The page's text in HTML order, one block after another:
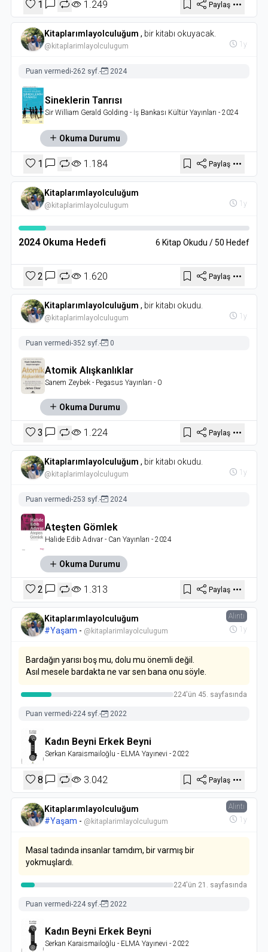
1 1.249 Paylaş
Kitaplarımlayolculuğum , bir kitabı okuyacak.
@kitaplarimlayolculugum 1y
Puan vermedi-262 syf.- 2024
Sineklerin Tanrısı
Sir William Gerald Golding - İş Bankası Kültür Yayınları - 2024
Okuma Durumu
1 1.184 Paylaş
Kitaplarımlayolculuğum
@kitaplarimlayolculugum 1y
2024 Okuma Hedefi 6 Kitap Okudu / 50 Hedef
2 1.620 Paylaş
Kitaplarımlayolculuğum , bir kitabı okudu.
@kitaplarimlayolculugum 1y
Puan vermedi-352 syf. - 0
Atomik Alışkanlıklar
Sanem Zeybek- Pegasus Yayınları - 0
Okuma Durumu
3 1.224 Paylaş
Kitaplarımlayolculuğum , bir kitabı okudu.
@kitaplarimlayolculugum 1y
Puan vermedi-253 syf. - 2024
Ateşten Gömlek
Halide Edib Adıvar- Can Yayınları - 2024
Okuma Durumu
2 1.313 Paylaş
Kitaplarımlayolculuğum
#Yaşam - @kitaplarimlayolculugum
Alıntı
1y
Bardağın yarısı boş mu, dolu mu önemli değil.
Asıl mesele bardakta ne var sen bana onu söyle.
224'ün 45. sayfasında
Puan vermedi-224 syf.- 2022
Kadın Beyni Erkek Beyni
Serkan Karaismailoğlu - ELMA Yayınevi - 2022
8 3.042 Paylaş
Kitaplarımlayolculuğum
#Yaşam - @kitaplarimlayolculugum
Alıntı
1y
Masal tadında insanlar tamdım, bir varmış bir
yokmuşlardı.
224'ün 21. sayfasında
Puan vermedi-224 syf. - 2022
Kadın Beyni Erkek Beyni
Serkan Karaismailoğlu - ELMA Yayınevi - 2022